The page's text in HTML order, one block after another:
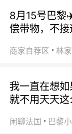
8月15号巴黎
偿带物，不
商家自荐区 林
我一直在想
就不用天天
闲聊法国